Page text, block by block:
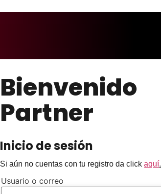
Bienvenido
Partner
Inicio de sesión
Si aún no cuentas con tu registro da clickaquí.
Usuario o correo